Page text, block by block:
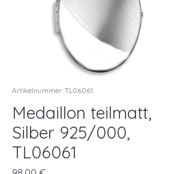
Artikelnummer: TL06061
Medaillon teilmatt,
Silber 925/000,
TL06061